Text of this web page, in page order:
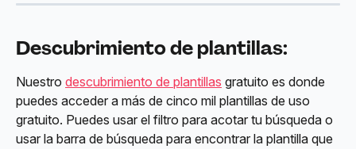
Descubrimiento de plantillas:
Nuestro descubrimiento de plantillas gratuito es donde
puedes acceder a más de cinco mil plantillas de uso
gratuito. Puedes usar el filtro para acotar tu búsqueda o
usar la barra de búsqueda para encontrar la plantilla que